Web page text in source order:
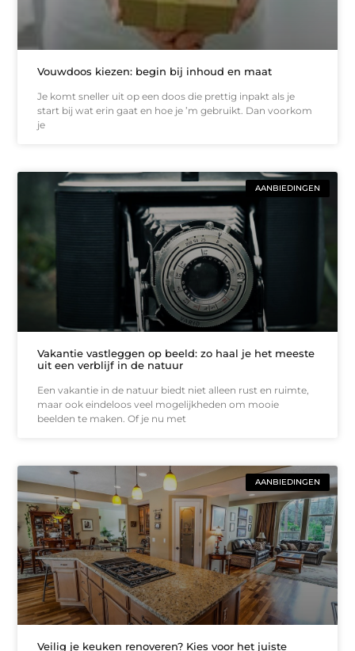
Vouwdoos kiezen: begin bij inhoud en maat
Je komt sneller uit op een doos die prettig inpakt als je
start bij wat erin gaat en hoe je ’m gebruikt. Dan voorkom
je
AANBIEDINGEN
Vakantie vastleggen op beeld: zo haal je het meeste
uit een verblijf in de natuur
Een vakantie in de natuur biedt niet alleen rust en ruimte,
maar ook eindeloos veel mogelijkheden om mooie
beelden te maken. Of je nu met
AANBIEDINGEN
Veilig je keuken renoveren? Kies voor het juiste